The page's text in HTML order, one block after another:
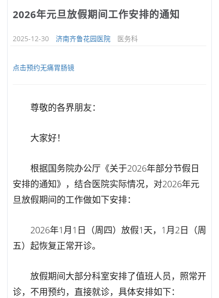
2026年元旦放假期间工作安排的通知
2025-12-30 济南齐鲁花园医院 医务科
点击预约无痛胃肠镜
尊敬的各界朋友：
大家好！
根据国务院办公厅《关于2026年部分节假日
安排的通知》，结合医院实际情况，对2026年元
旦放假期间的工作做如下安排：
2026年1月1日（周四）放假1天，1月2日（周
五）起恢复正常开诊。
放假期间大部分科室安排了值班人员，照常开
诊，不用预约，直接就诊，具体安排如下：